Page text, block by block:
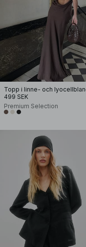
499 SEK
Premium Selection